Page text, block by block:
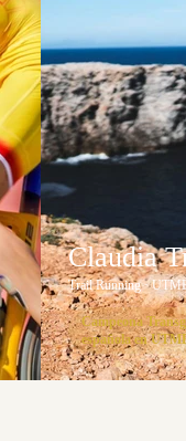
Claudia
Trail Running ·
Campeona
española en